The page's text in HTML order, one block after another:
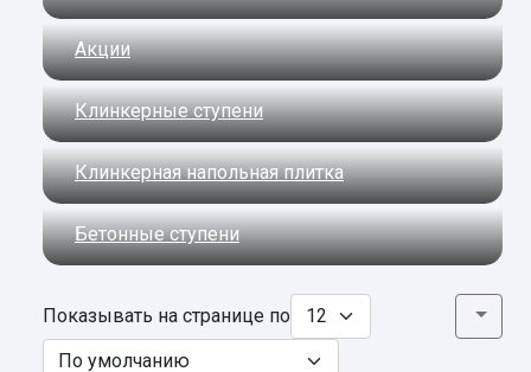
Акции
Клинкерные ступени
Клинкерная напольная плитка
Бетонные ступени
Показывать на странице по